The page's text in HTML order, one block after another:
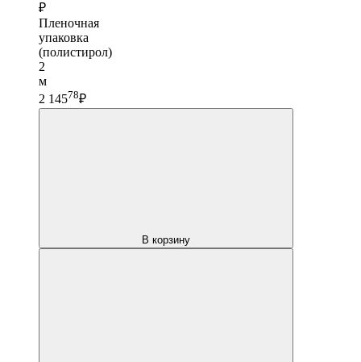
₽
Пленочная
упаковка
(полистирол)
2
м
2 14578₽
В корзину